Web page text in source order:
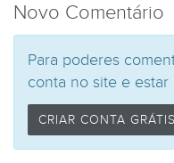
Novo Comentário
Para poderes
conta no site e
CRIAR CONTA GRÁTIS